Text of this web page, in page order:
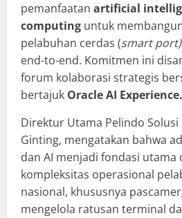
pemanfaatan artificial
computing untuk
pelabuhan cerdas (smart port)
end-to-end. Komitmen ini
forum kolaborasi strategis
bertajuk Oracle AI Experience.
Direktur Utama Pelindo
Ginting, mengatakan bahwa
dan AI menjadi fondasi utama
kompleksitas operasional
nasional, khususnya
mengelola ratusan terminal